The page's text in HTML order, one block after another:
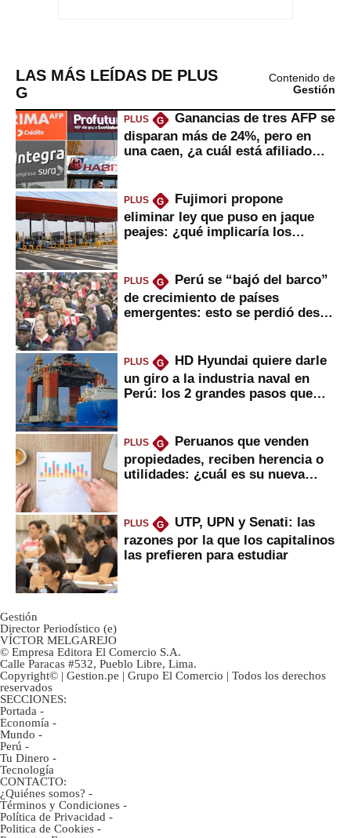
LAS MÁS LEÍDAS DE PLUS
G
Contenido de
Gestión
PLUS G
Ganancias de tres AFP se
disparan más de 24%, pero en
una caen, ¿a cuál está afiliado
PLUS G
Fujimori propone
eliminar ley que puso en jaque
peajes: ¿qué implicaría los
PLUS G
Perú se “bajó del barco”
de crecimiento de países
emergentes: esto se perdió desde
PLUS G
HD Hyundai quiere darle
un giro a la industria naval en
Perú: los 2 grandes pasos que
PLUS G
Peruanos que venden
propiedades, reciben herencia o
utilidades: ¿cuál es su nueva
PLUS G
UTP, UPN y Senati: las
razones por la que los capitalinos
las prefieren para estudiar
Gestión
Director Periodístico (e)
VÍCTOR MELGAREJO
© Empresa Editora El Comercio S.A.
Calle Paracas #532, Pueblo Libre, Lima.
Copyright© | Gestion.pe | Grupo El Comercio | Todos los derechos
reservados
SECCIONES:
Portada -
Economía -
Mundo -
Perú -
Tu Dinero -
Tecnología
CONTACTO:
¿Quiénes somos? -
Términos y Condiciones -
Política de Privacidad -
Politica de Cookies -